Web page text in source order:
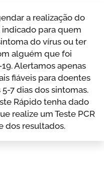
a realização do
indicado para quem
do vírus ou ter
alguém que foi
Alertamos apenas
fiáveis para doentes
7 dias dos sintomas.
Rápido tenha dado
realize um Teste PCR
dos resultados.